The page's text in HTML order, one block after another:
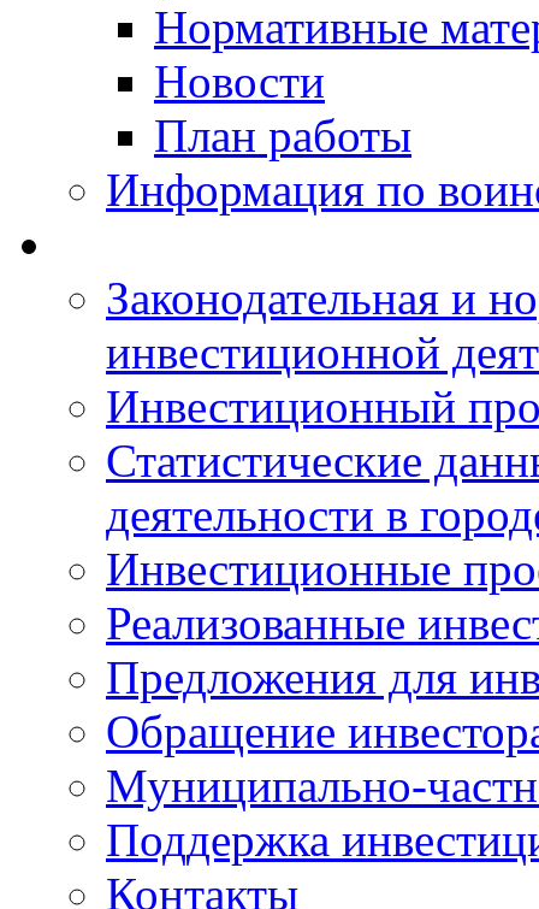
Нормативные
Новости
План работы
Информация по
Законодательная и
инвестиционной
Инвестиционный
Статистические
деятельности в
Инвестиционные
Реализованные
Предложения для
Обращение
Муниципально-
Поддержка
Контакты